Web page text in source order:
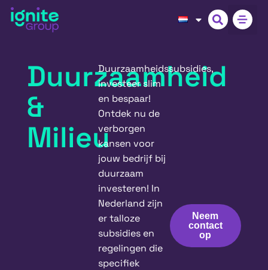
Duurzaamheid
&
Milieu
Duurzaamheidssubsidies,
investeer slim
en bespaar!
Ontdek nu de
verborgen
kansen voor
jouw bedrijf bij
duurzaam
investeren! In
Nederland zijn
er talloze
subsidies en
regelingen die
specifiek
Neem
contact
op